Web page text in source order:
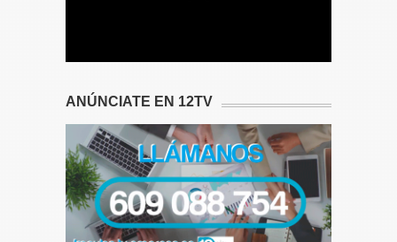
ANÚNCIATE EN 12TV